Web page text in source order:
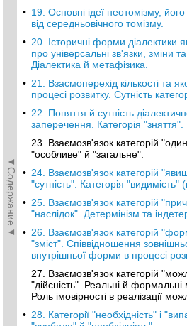
◄Содержание◄
• 19. Основні ідеї неотомізму, його
від середньовічного томізму.
• 20. Історичні форми діалектики
про універсальні зв'язки, зміни
Діалектика й метафізика.
• 21. Взасмоперехід кількості та
процесі розвитку. Сутність
• 22. Поняття й сутність
заперечення. Категорія "зняття".
23. Взаємозв'язок категорій
"особливе" й "загальне".
• 24. Взаємозв'язок категорій
"сутність". Категорія "видимість"
• 25. Взаємозв'язок категорій
"наслідок". Детермінізм та
• 26. Взаємозв'язок категорій
"зміст". Співвідношення
внутрішньої форми в процесі
27. Взаємозв'язок категорій
"дійсність". Реальні й формальні
Роль імовірності в реалізації
• 28. Категорії "необхідність" і